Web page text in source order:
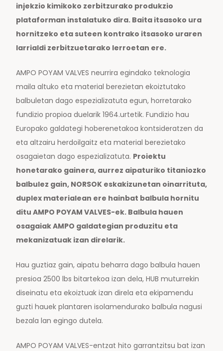
injekzio kimikoko zerbitzurako produkzio
plataforman instalatuko dira. Baita itsasoko ura
hornitzeko eta suteen kontrako itsasoko uraren
larrialdi zerbitzuetarako lerroetan ere.
AMPO POYAM VALVES neurrira egindako teknologia
maila altuko eta material berezietan ekoiztutako
balbuletan dago espezializatuta egun, horretarako
fundizio propioa duelarik 1964.urtetik. Fundizio hau
Europako galdategi hoberenetakoa kontsideratzen da
eta altzairu herdoilgaitz eta material berezietako
osagaietan dago espezializatuta. Proiektu
honetarako gainera, aurrez aipaturiko titaniozko
balbulez gain, NORSOK eskakizunetan oinarrituta,
duplex materialean ere hainbat balbula hornitu
ditu AMPO POYAM VALVES-ek. Balbula hauen
osagaiak AMPO galdategian produzitu eta
mekanizatuak izan direlarik.
Hau guztiaz gain, aipatu beharra dago balbula hauen
presioa 2500 lbs bitartekoa izan dela, HUB muturrekin
diseinatu eta ekoiztuak izan direla eta ekipamendu
guzti hauek plantaren isolamendurako balbula nagusi
bezala lan egingo dutela.
AMPO POYAM VALVES-entzat hito garrantzitsu bat izan